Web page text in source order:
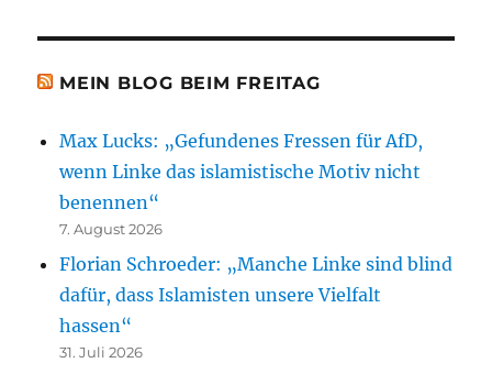
MEIN BLOG BEIM FREITAG
Max Lucks: „Gefundenes Fressen für AfD,
wenn Linke das islamistische Motiv nicht
benennen“
7. August 2026
Florian Schroeder: „Manche Linke sind blind
dafür, dass Islamisten unsere Vielfalt
hassen“
31. Juli 2026